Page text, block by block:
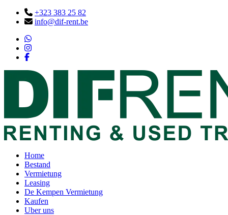
+323 383 25 82
info@dif-rent.be
Home
Bestand
Vermietung
Leasing
De Kempen Vermietung
Kaufen
Uber uns